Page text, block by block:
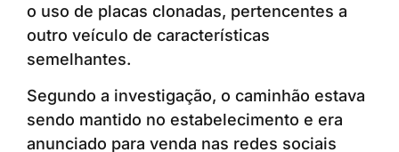
o uso de placas clonadas, pertencentes a
outro veículo de características
semelhantes.
Segundo a investigação, o caminhão estava
sendo mantido no estabelecimento e era
anunciado para venda nas redes sociais